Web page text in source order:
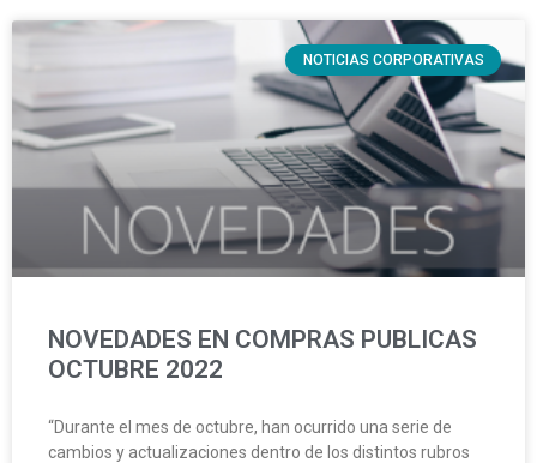
NOTICIAS CORPORATIVAS
NOVEDADES EN COMPRAS PUBLICAS
OCTUBRE 2022
“Durante el mes de octubre, han ocurrido una serie de
cambios y actualizaciones dentro de los distintos rubros